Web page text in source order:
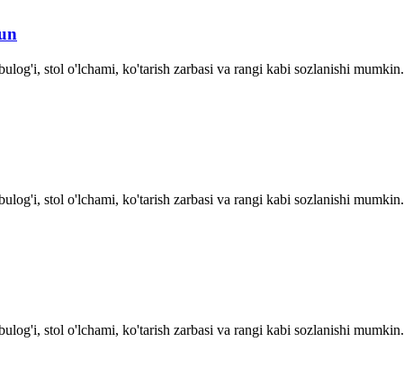
stol o'lchami, ko'tarish zarbasi va rangi kabi sozlanishi mumkin.
stol o'lchami, ko'tarish zarbasi va rangi kabi sozlanishi mumkin.
stol o'lchami, ko'tarish zarbasi va rangi kabi sozlanishi mumkin.